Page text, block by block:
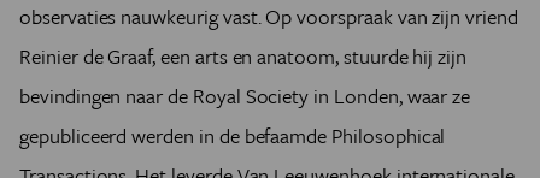
observaties nauwkeurig vast. Op voorspraak van zijn vriend
Reinier de Graaf, een arts en anatoom, stuurde hij zijn
bevindingen naar de Royal Society in Londen, waar ze
gepubliceerd werden in de befaamde Philosophical